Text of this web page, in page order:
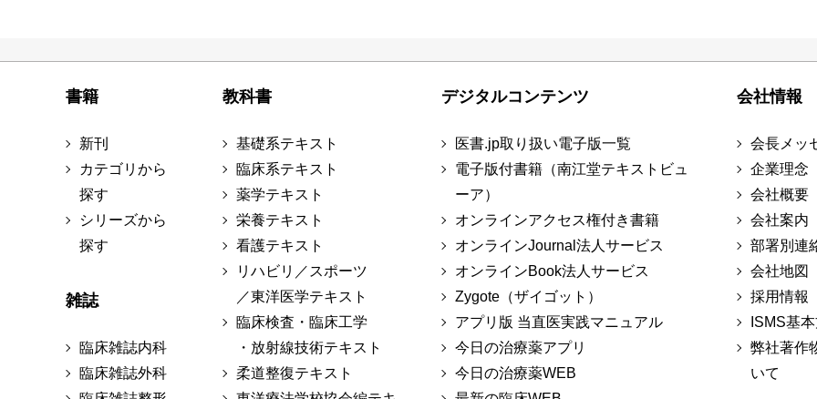
書籍
新刊
カテゴリから
探す
シリーズから
探す
雑誌
臨床雑誌内科
臨床雑誌外科
教科書
基礎系テキスト
臨床系テキスト
薬学テキスト
栄養テキスト
看護テキスト
リハビリ／スポーツ
／東洋医学テキスト
臨床検査・臨床工学
・放射線技術テキスト
柔道整復テキスト
デジタルコンテンツ
医書.jp取り扱い電子版一覧
電子版付書籍（南江堂テキストビュ
ーア）
オンラインアクセス権付き書籍
オンラインJournal法人サービス
オンラインBook法人サービス
Zygote（ザイゴット）
アプリ版 当直医実践マニュアル
今日の治療薬アプリ
今日の治療薬WEB
会社情報
会長メッ
企業理念
会社概要
会社案内
部署別連
会社地図
採用情報
ISMS基
弊社著作
いて